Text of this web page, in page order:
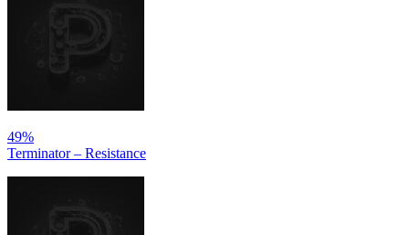
49%
Terminator – Resistance